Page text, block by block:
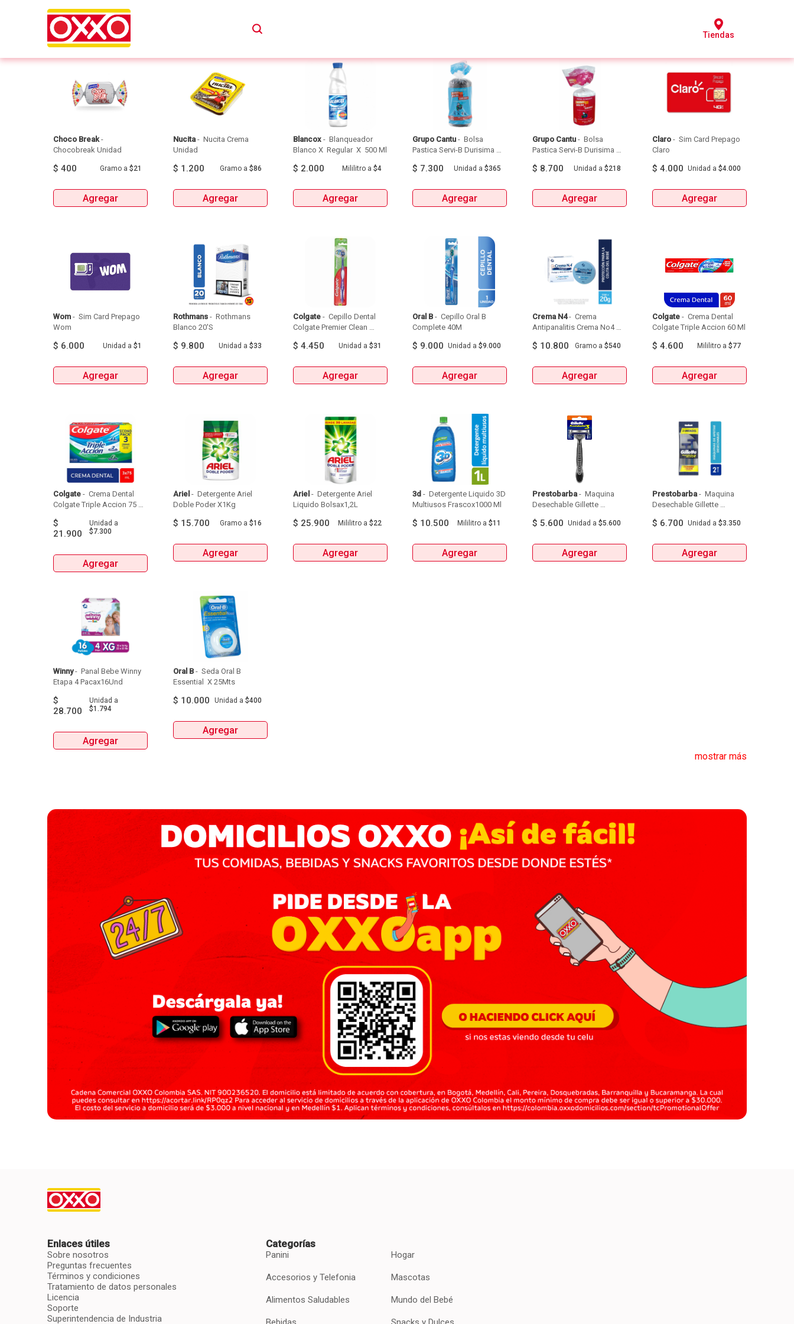
Tiendas
Choco Break -
$ 400 Gramo a $21
Agregar
Nucita - Nucita Crema
$ 1.200 Gramoa $86
Agregar
Blancox - Blanqueador
$ 2.000 Mililitroa $4
Agregar
Grupo Cantu - Bolsa
Pastica Servi-B Durisima
$ 7.300 Unidad a$365
Agregar
Grupo Cantu - Bolsa
Pastica Servi-B Durisima
40Unds
$ 8.700 Unidad a$218
Agregar
Claro - Sim Card Prepago
$ 4.000 Unidad a $4.000
Agregar
Wom - Sim Card Prepago
$ 6.000 Unidad a $1
Agregar
Rothmans - Rothmans
$ 9.800 Unidad a $33
Agregar
Colgate - Cepillo Dental
Colgate Premier Clean
1Und
$ 4.450 Unidad a $31
Agregar
Oral B - Cepillo Oral B
$ 9.000 Unidad a$9.000
Agregar
Crema N4 - Crema
Antipanalitis Crema No4
$ 10.800 Gramo a$540
Agregar
Colgate - Crema Dental
$ 4.600 Mililitroa $77
Agregar
Colgate - Crema Dental
Colgate Triple Accion 75 Ml
$
21.900
Unidad a
$7.300
Agregar
Ariel - Detergente Ariel
$ 15.700 Gramoa $16
Agregar
Ariel - Detergente Ariel
Liquido Bolsax1,2L
$ 25.900 Mililitroa $22
Agregar
3d - Detergente Liquido 3D
$ 10.500 Mililitro a$11
Agregar
Prestobarba - Maquina
Desechable Gillette
$ 5.600 Unidad a$5.600
Agregar
Prestobarba - Maquina
Desechable Gillette
2Und
$ 6.700 Unidad a $3.350
Agregar
Winny - Panal Bebe Winny
$
28.700
Unidad a
$1.794
Agregar
Oral B - Seda Oral B
Essential  X 25Mts
$ 10.000 Unidad a $400
Agregar
mostrar más
Enlaces útiles
Sobre nosotros
Preguntas frecuentes
Términos y condiciones
Tratamiento de datos personales
Licencia
Soporte
Superintendencia de Industria
Categorías
Panini
Accesorios y Telefonia
Alimentos Saludables
Hogar
Mascotas
Mundo del Bebé